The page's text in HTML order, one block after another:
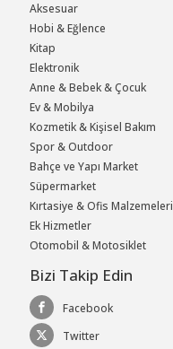
Aksesuar
Hobi & Eğlence
Kitap
Elektronik
Anne & Bebek & Çocuk
Ev & Mobilya
Kozmetik & Kişisel Bakım
Spor & Outdoor
Bahçe ve Yapı Market
Süpermarket
Kırtasiye & Ofis Malzemeleri
Ek Hizmetler
Otomobil & Motosiklet
Bizi Takip Edin
Facebook
Twitter